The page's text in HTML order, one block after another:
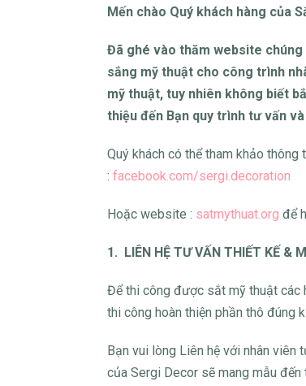
Mến chào Quý khách hàng của
Đã ghé vào thăm website
sắng mỹ thuật cho công trình
mỹ thuật, tuy nhiên không biết
thiệu đến Bạn quy trình tư vấn
Quý khách có thể tham khảo
: facebook.com/sergi.decoration
Hoặc website : satmythuat.org để
1. LIÊN HỆ TƯ VẤN THIẾT KẾ &
Để thi công được sắt mỹ thuật các
thi công hoàn thiện phần thô đúng
Bạn vui lòng Liên hệ với nhân viên
của Sergi Decor sẽ mang mẫu